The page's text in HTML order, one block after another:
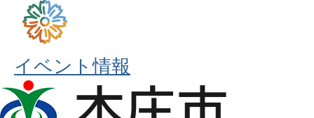
イベント情報
本